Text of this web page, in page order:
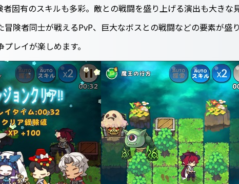
者固有のスキルも多彩。敵との戦闘を盛り上げる演出も大きな
冒険者同士が戦えるPvP、巨大なボスとの戦闘などの要素が
レイが楽しめます。